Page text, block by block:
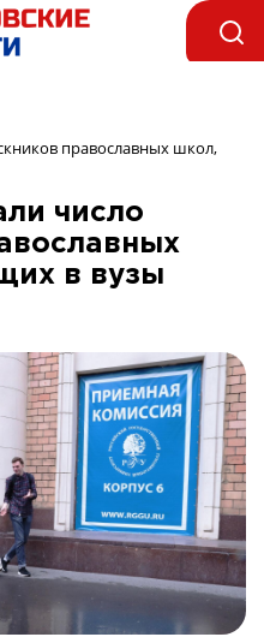
православных школ,
число
в вузы